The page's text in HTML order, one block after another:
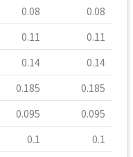
0.08
0.08
0.11
0.11
0.14
0.14
0.185
0.185
0.095
0.095
0.1
0.1